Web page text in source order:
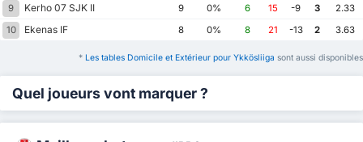
9
Kerho 07 SJK II 9 0% 6 15 -9 3
2.33
10
Ekenas IF 8 0% 8 21 -13 2 3.63
* Les tables Domicile et Extérieur pour Ykkösliiga sont aussi disponibles
Quel joueurs vont marquer ?